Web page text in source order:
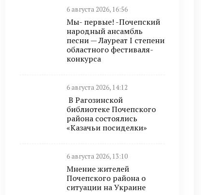
6 августа 2026, 16:56
Мы- первые! -Почепский
народный ансамбль
песни — Лауреат I степени
областного фестиваля-
конкурса
6 августа 2026, 14:12
В Рагозинской
библиотеке Почепского
района состоялись
«Казачьи посиделки»
6 августа 2026, 13:10
Мнение жителей
Почепского района о
ситуации на Украине